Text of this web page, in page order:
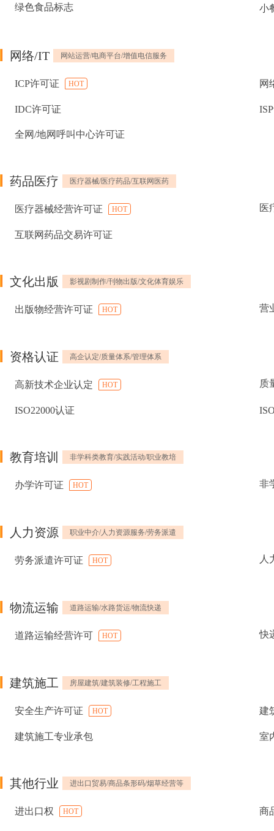
绿色食品标志 小
网络/IT 网站运营/电商平台/增值电信服务
ICP许可证 HOT 网
IDC许可证
全网/地网呼叫中心许可证
药品医疗 医疗器械/医疗药品/互联网医药
医疗器械经营许可证 HOT 医
互联网药品交易许可证
文化出版 影视剧制作/刊物出版/文化体育娱乐
出版物经营许可证 HOT 营
资格认证 高企认定/质量体系/管理体系
高新技术企业认定 HOT 质
ISO22000认证
教育培训 非学科类教育/实践活动/职业教培
办学许可证 HOT 非
人力资源 职业中介/人力资源服务/劳务派遣
劳务派遣许可证 HOT 人
物流运输 道路运输/水路货运/物流快递
道路运输经营许可 HOT 快
建筑施工 房屋建筑/建筑装修/工程施工
安全生产许可证 HOT 建
建筑施工专业承包 室
其他行业 进出口贸易/商品条形码/烟草经营等
进出口权 HOT 商